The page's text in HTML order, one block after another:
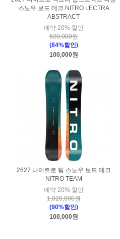
스노우 보드 데크 NITRO LECTRA
ABSTRACT
예약 20% 할인
620,000원
(84%할인)
100,000원
2627 나이트로 팀 스노우 보드 데크
NITRO TEAM
예약 20% 할인
1,020,000원
(90%할인)
100,000원